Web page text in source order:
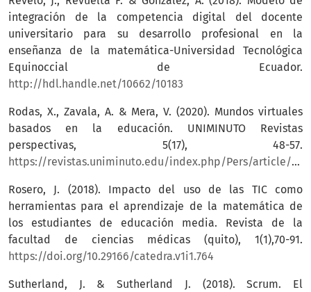
integración de la competencia digital del docente
universitario para su desarrollo profesional en la
enseñanza de la matemática-Universidad Tecnológica
Equinoccial de Ecuador.
http://hdl.handle.net/10662/10183
Rodas, X., Zavala, A. & Mera, V. (2020). Mundos virtuales
basados en la educación. UNIMINUTO Revistas
perspectivas, 5(17), 48-57.
https://revistas.uniminuto.edu/index.php/Pers/article/view/2133
Rosero, J. (2018). Impacto del uso de las TIC como
herramientas para el aprendizaje de la matemática de
los estudiantes de educación media. Revista de la
facultad de ciencias médicas (quito), 1(1),70-91.
https://doi.org/10.29166/catedra.v1i1.764
Sutherland, J. & Sutherland J. (2018). Scrum. El